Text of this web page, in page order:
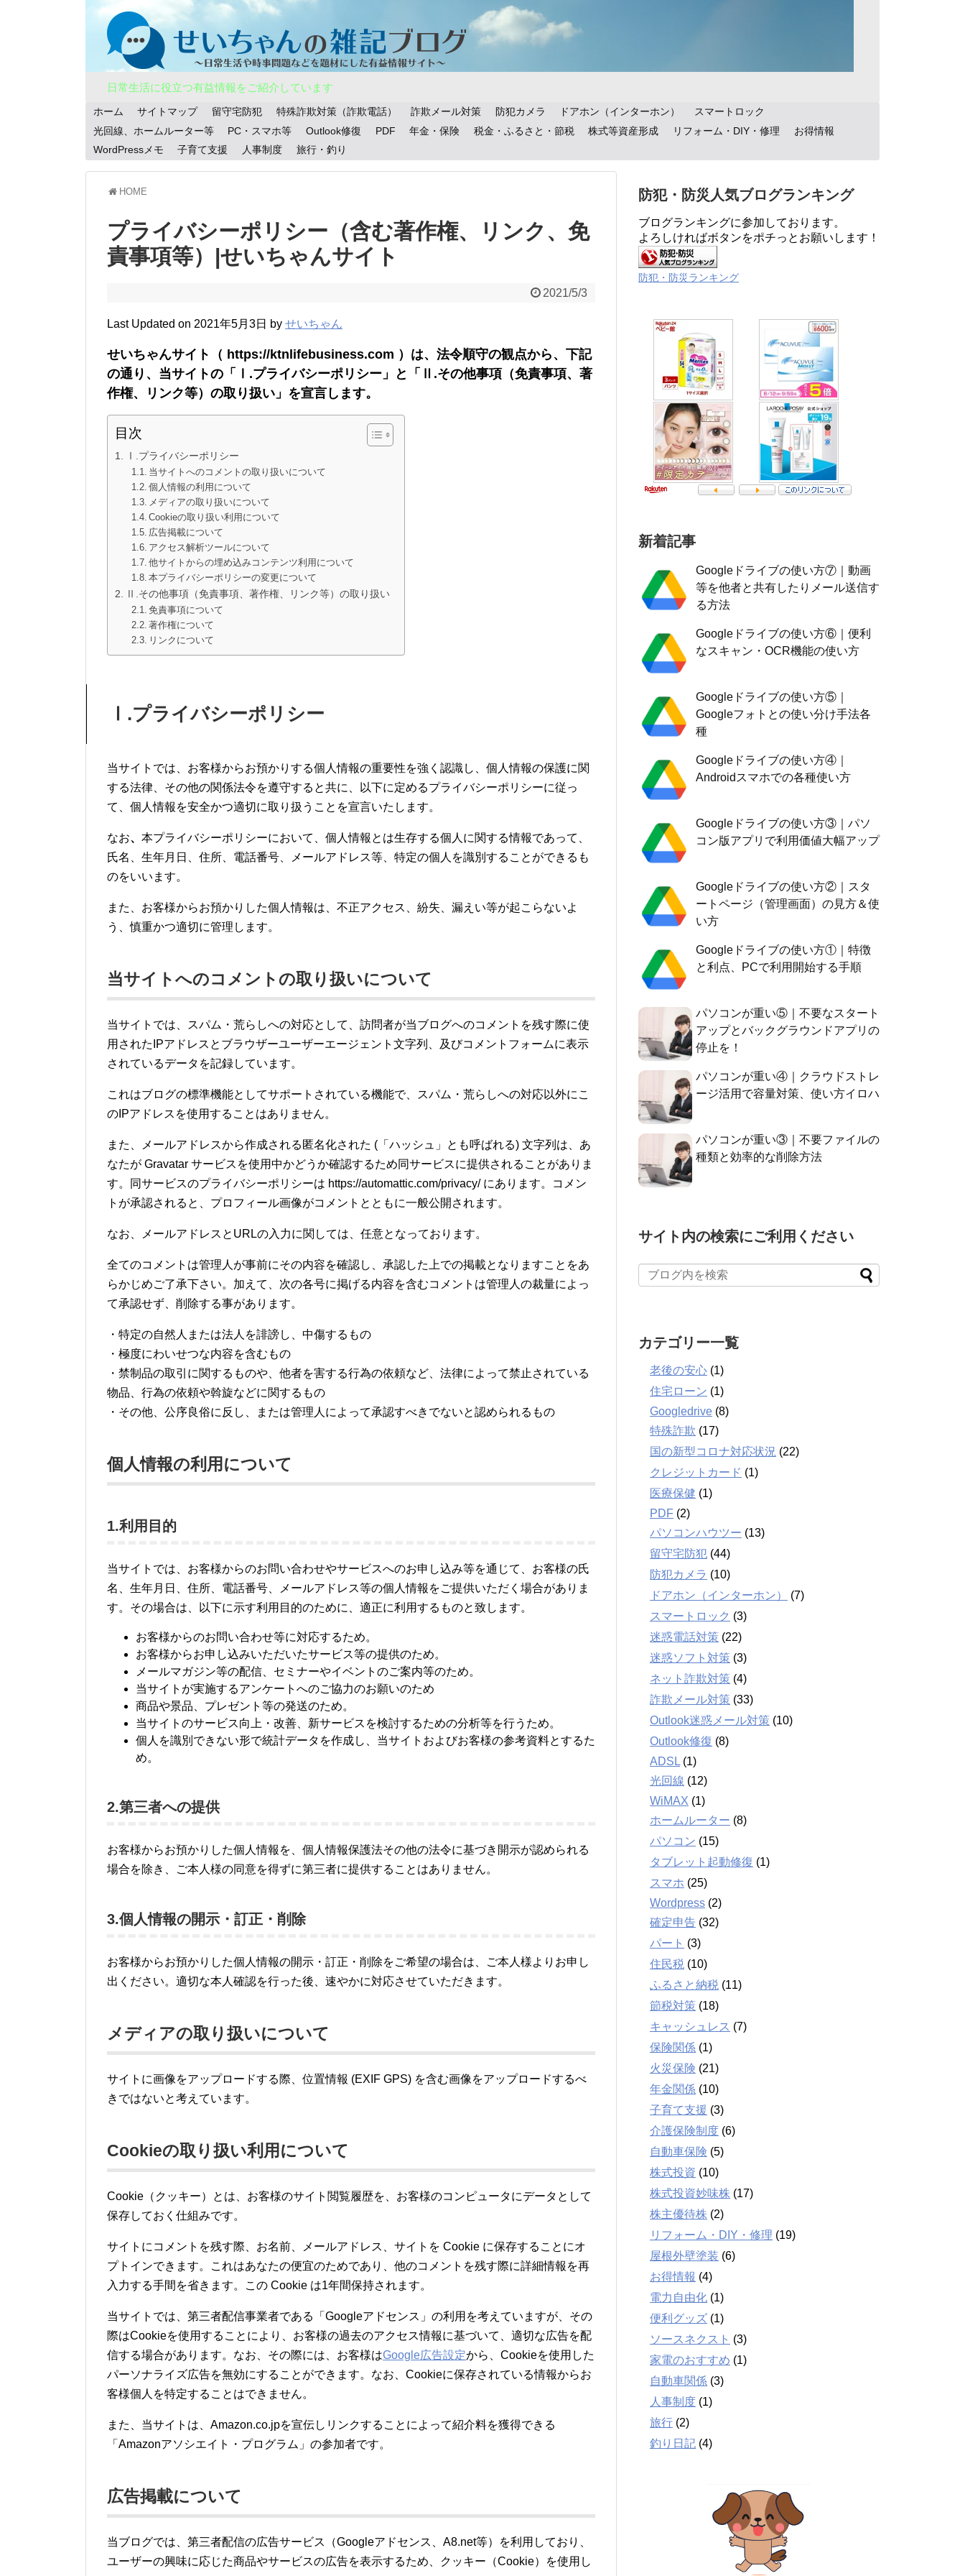
日常生活に役立つ有益情報をご紹介しています
ホーム サイトマップ 留守宅防犯 特殊詐欺対策（詐欺電話） 詐欺メール対策 防犯カメラ ドアホン（インターホン）
スマートロック
光回線、ホームルーター等
PC・スマホ等 Outlook修復 PDF 年金・保険 税金・ふるさと・節税 株式等資産形成 リフォーム・DIY・修理
お得情報
WordPressメモ
子育て支援 人事制度 旅行・釣り
HOME
プライバシーポリシー（含む著作権、リンク、免
責事項等）|せいちゃんサイト
2021/5/3
Last Updated on 2021年5月3日 by せいちゃん
せいちゃんサイト（ https://ktnlifebusiness.com ）は、法令順守の観点から、 下記
の通り、当サイトの「Ⅰ.プライバシーポリシー」と「Ⅱ.その他事項（免責事項、著
作権、リンク等）の取り扱い」を宣言します。
目次
Ⅰ.プライバシーポリシー
当サイトへのコメントの取り扱いについて
個人情報の利用について
メディアの取り扱いについて
Cookieの取り扱い利用について
広告掲載について
アクセス解析ツールについて
他サイトからの埋め込みコンテンツ利用について
本プライバシーポリシーの変更について
Ⅱ.その他事項（免責事項、著作権、リンク等）の取り扱い
免責事項について
著作権について
リンクについて
Ⅰ.プライバシーポリシー
当サイトでは、お客様からお預かりする個人情報の重要性を強く認識し、個人情報の保護に関
する法律、その他の関係法令を遵守すると共に、以下に定めるプライバシーポリシーに従っ
て、個人情報を安全かつ適切に取り扱うことを宣言いたします。
なお、 本プライバシーポリシーにおいて、個人情報とは生存する個人に関する情報であって、
氏名、生年月日、住所、電話番号、メールアドレス等、特定の個人を識別することができるも
のをいいます。
また、お客様からお預かりした個人情報は、不正アクセス、紛失、漏えい等が起こらないよ
う、慎重かつ適切に管理します。
当サイトへのコメントの取り扱いについて
当サイトでは、スパム・荒らしへの対応として、訪問者が当ブログへのコメントを残す際に使
用されたIPアドレスとブラウザーユーザーエージェント文字列、及びコメントフォームに表示
されているデータを記録しています。
これはブログの標準機能としてサポートされている機能で、スパム・荒らしへの対応以外にこ
のIPアドレスを使用することはありません。
また、メールアドレスから作成される匿名化された (「ハッシュ」とも呼ばれる) 文字列は、あ
なたが Gravatar サービスを使用中かどうか確認するため同サービスに提供されることがありま
す。同サービスのプライバシーポリシーは https://automattic.com/privacy/ にあります。コメン
トが承認されると、プロフィール画像がコメントとともに一般公開されます。
なお、メールアドレスとURLの入力に関しては、任意となっております。
全てのコメントは管理人が事前にその内容を確認し、承認した上での掲載となりますことをあ
らかじめご了承下さい。加えて、次の各号に掲げる内容を含むコメントは管理人の裁量によっ
て承認せず、削除する事があります。
・特定の自然人または法人を誹謗し、中傷するもの
・極度にわいせつな内容を含むもの
・禁制品の取引に関するものや、他者を害する行為の依頼など、法律によって禁止されている
物品、行為の依頼や斡旋などに関するもの
・その他、公序良俗に反し、または管理人によって承認すべきでないと認められるもの
個人情報の利用について
1.利用目的
当サイトでは、お客様からのお問い合わせやサービスへのお申し込み等を通じて、お客様の氏
名、生年月日、住所、電話番号、メールアドレス等の個人情報をご提供いただく場合がありま
す。その場合は、以下に示す利用目的のために、適正に利用するものと致します。
お客様からのお問い合わせ等に対応するため。
お客様からお申し込みいただいたサービス等の提供のため。
メールマガジン等の配信、セミナーやイベントのご案内等のため。
当サイトが実施するアンケートへのご協力のお願いのため
商品や景品、プレゼント等の発送のため。
当サイトのサービス向上・改善、新サービスを検討するための分析等を行うため。
個人を識別できない形で統計データを作成し、当サイトおよびお客様の参考資料とするた
め。
2.第三者への提供
お客様からお預かりした個人情報を、個人情報保護法その他の法令に基づき開示が認められる
場合を除き、ご本人様の同意を得ずに第三者に提供することはありません。
3.個人情報の開示・訂正・削除
お客様からお預かりした個人情報の開示・訂正・削除をご希望の場合は、ご本人様よりお申し
出ください。適切な本人確認を行った後、速やかに対応させていただきます。
メディアの取り扱いについて
サイトに画像をアップロードする際、位置情報 (EXIF GPS) を含む画像をアップロードするべ
きではないと考えています。
Cookieの取り扱い利用について
Cookie（クッキー）とは、お客様のサイト閲覧履歴を、お客様のコンピュータにデータとして
保存しておく仕組みです。
サイトにコメントを残す際、お名前、メールアドレス、サイトを Cookie に保存することにオ
プトインできます。これはあなたの便宜のためであり、他のコメントを残す際に詳細情報を再
入力する手間を省きます。この Cookie は1年間保持されます。
当サイトでは、第三者配信事業者である「Googleアドセンス」の利用を考えていますが、その
際はCookieを使用することにより、お客様の過去のアクセス情報に基づいて、適切な広告を配
信する場合があります。なお、その際には、お客様はGoogle広告設定から、Cookieを使用した
パーソナライズ広告を無効にすることができます。なお、Cookieに保存されている情報からお
客様個人を特定することはできません。
また、当サイトは、Amazon.co.jpを宣伝しリンクすることによって紹介料を獲得できる
「Amazonアソシエイト・プログラム」の参加者です。
広告掲載について
当ブログでは、第三者配信の広告サービス（Googleアドセンス、A8.net等）を利用しており、
ユーザーの興味に応じた商品やサービスの広告を表示するため、クッキー（Cookie）を使用し
防犯・防災人気ブログランキング
ブログランキングに参加しております。
よろしければボタンをポチっとお願いします！
防犯・防災ランキング
新着記事
Googleドライブの使い方⑦｜動画
等を他者と共有したりメール送信す
る方法
Googleドライブの使い方⑥｜便利
なスキャン・OCR機能の使い方
Googleドライブの使い方⑤｜
Googleフォトとの使い分け手法各
種
Googleドライブの使い方④｜
Androidスマホでの各種使い方
Googleドライブの使い方③｜パソ
コン版アプリで利用価値大幅アップ
Googleドライブの使い方②｜スタ
ートページ（管理画面）の見方＆使
い方
Googleドライブの使い方①｜特徴
と利点、PCで利用開始する手順
パソコンが重い⑤｜不要なスタート
アップとバックグラウンドアプリの
停止を！
パソコンが重い④｜クラウドストレ
ージ活用で容量対策、使い方イロハ
パソコンが重い③｜不要ファイルの
種類と効率的な削除方法
サイト内の検索にご利用ください
カテゴリー一覧
老後の安心 (1)
住宅ローン (1)
Googledrive (8)
特殊詐欺 (17)
国の新型コロナ対応状況 (22)
クレジットカード (1)
医療保健 (1)
PDF (2)
パソコンハウツー (13)
留守宅防犯 (44)
防犯カメラ (10)
ドアホン（インターホン）
(7)
スマートロック (3)
迷惑電話対策 (22)
迷惑ソフト対策 (3)
ネット詐欺対策 (4)
詐欺メール対策 (33)
Outlook迷惑メール対策 (10)
Outlook修復 (8)
ADSL (1)
光回線 (12)
WiMAX (1)
ホームルーター (8)
パソコン (15)
タブレット起動修復 (1)
スマホ (25)
Wordpress (2)
確定申告 (32)
パート (3)
住民税 (10)
ふるさと納税 (11)
節税対策 (18)
キャッシュレス (7)
保険関係 (1)
火災保険 (21)
年金関係 (10)
子育て支援 (3)
介護保険制度 (6)
自動車保険 (5)
株式投資 (10)
株式投資妙味株 (17)
株主優待株 (2)
リフォーム・DIY・修理 (19)
屋根外壁塗装 (6)
お得情報 (4)
電力自由化 (1)
便利グッズ (1)
ソースネクスト (3)
家電のおすすめ (1)
自動車関係 (3)
人事制度 (1)
旅行 (2)
釣り日記 (4)